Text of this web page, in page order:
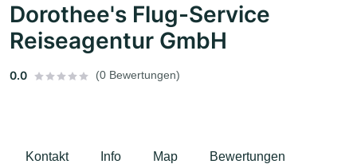
Dorothee's Flug-Service
Reiseagentur GmbH
0.0 (0 Bewertungen)
Kontakt Info Map Bewertungen